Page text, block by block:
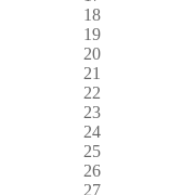
18
19
20
21
22
23
24
25
26
27